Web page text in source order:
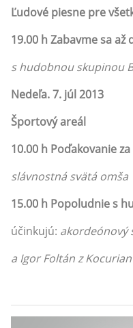
Ľudové piesne pre
19.00 hZabavme sa až
s hudobnou skupinou
Nedeľa. 7. júl 2013
Športový areál
10.00 h Poďakovanie za
slávnostná svätá omša
15.00 h Popoludnie s
účinkujú: akordeónový
a Igor Foltán z Kocurian